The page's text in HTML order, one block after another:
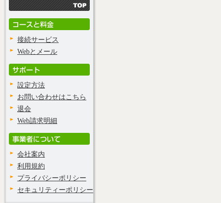
接続サービス
Webとメール
設定方法
お問い合わせはこちら
退会
Web請求明細
会社案内
利用規約
プライバシーポリシー
セキュリティーポリシー